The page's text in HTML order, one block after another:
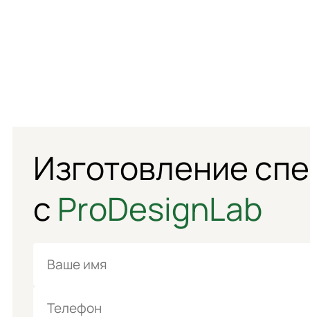
Изготовление
с ProDesignLab